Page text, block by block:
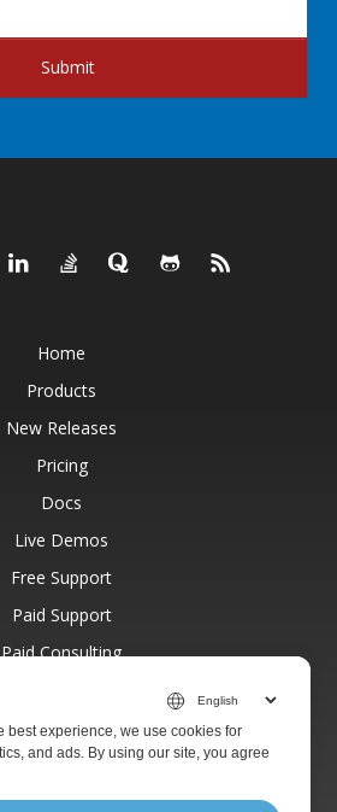
Submit
Home
Products
New Releases
Pricing
Docs
Live Demos
Free Support
Paid Support
Paid Consulting
Websites
About
best experience, we use cookies for
and ads. By using our site, you agree